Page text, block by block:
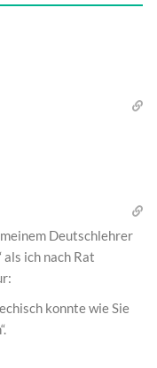
Deutschlehrer
ich nach Rat
konnte wie Sie